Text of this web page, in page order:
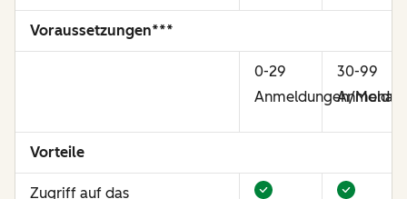
Voraussetzungen***
0-29
Anmeldungen/Monat
30-99
Vorteile
Zugriff auf das